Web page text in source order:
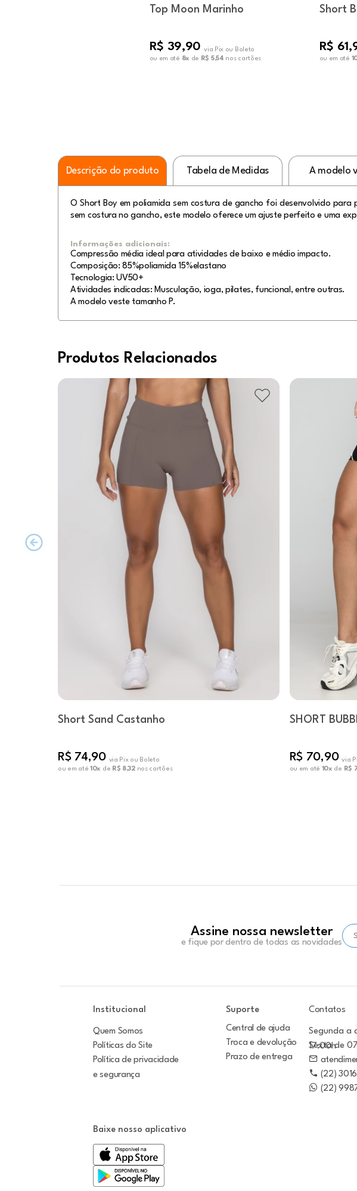
Top Moon Marinho
R$ 39,90 via Pix ou Boleto
ou em até 8x de R$ 5,54 nos cartões
Short
R$
ou em até
Descrição do produto Tabela de Medidas A modelo
O Short Boy em poliamida sem costura de gancho foi desenvolvido
sem costura no gancho, este modelo oferece um ajuste perfeito e uma
Informações adicionais:
Compressão média ideal para atividades de baixo e médio impacto.
Composição: 85%poliamida 15%elastano
Tecnologia: UV50+
Atividades indicadas: Musculação, ioga, pilates, funcional, entre outras.
A modelo veste tamanho P.
Produtos Relacionados
Short Sand Castanho
R$ 74,90 via Pix ou Boleto
ou em até 10x de R$ 8,32nos cartões
SHORT
R$ 70,90 via
ou em até 10x de R$
Assine nossa newsletter
e fique por dentro de todas as novidades
Institucional
Quem Somos
Políticas do Site
Política de privacidade
e segurança
Suporte
Central de ajuda
Troca e devolução
Prazo de entrega
Contatos
Segunda a
17:00h
Sexta de
(22)
(22)
Baixe nosso aplicativo